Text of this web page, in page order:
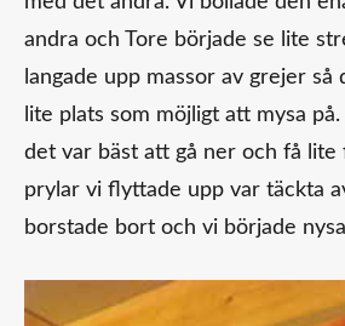
andra och Tore började se lite
langade upp massor av grejer så
lite plats som möjligt att mysa
det var bäst att gå ner och få lite
prylar vi flyttade upp var täckta
borstade bort och vi började